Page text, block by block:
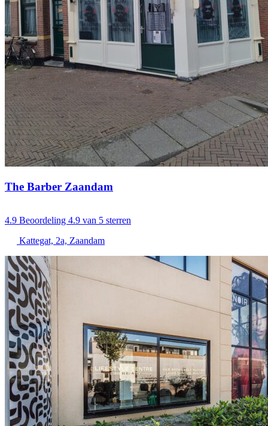
The Barber Zaandam
4.9 Beoordeling 4.9 van 5 sterren
Kattegat, 2a, Zaandam